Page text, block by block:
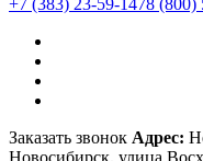
Заказать звонок Адрес:
Новосибирск, улица